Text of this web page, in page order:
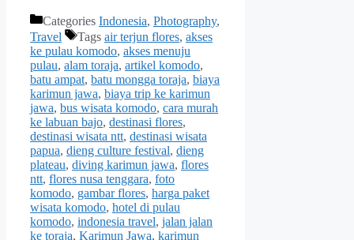
Categories Indonesia, Photography,
Travel
Tags air terjun flores, akses
ke pulau komodo, akses menuju
pulau, alam toraja, artikel komodo,
batu ampat, batu mongga toraja, biaya
karimun jawa, biaya trip ke karimun
jawa, bus wisata komodo, cara murah
ke labuan bajo, destinasi flores,
destinasi wisata ntt, destinasi wisata
papua, dieng culture festival, dieng
plateau, diving karimun jawa, flores
ntt, flores nusa tenggara, foto
komodo, gambar flores, harga paket
wisata komodo, hotel di pulau
komodo, indonesia travel, jalan jalan
ke toraja, Karimun Jawa, karimun